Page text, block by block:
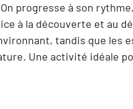
progresse à son
à la découverte et au
tandis que les
Une activité idéale